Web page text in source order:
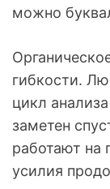
можно
гибкости.
цикл
заметен
работают на
усилия